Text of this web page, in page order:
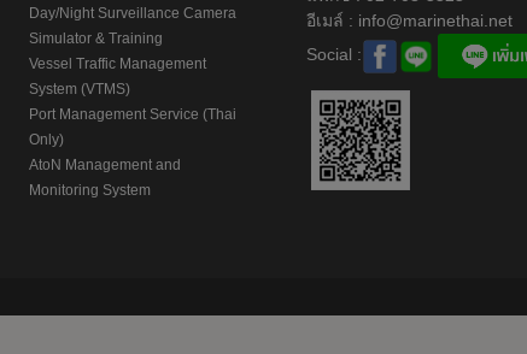
Day/Night Surveillance Camera
Simulator & Training
Vessel Traffic Management
System (VTMS)
Port Management Service (Thai
Only)
AtoN Management and
Monitoring System
อีเมล์ : info@marinethai.net
Social :